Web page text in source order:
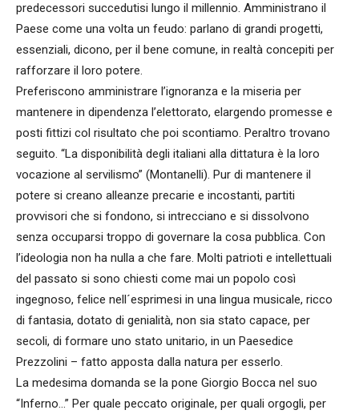
predecessori succedutisi lungo il millennio. Amministrano il
Paese come una volta un feudo: parlano di grandi progetti,
essenziali, dicono, per il bene comune, in realtà concepiti per
rafforzare il loro potere.
Preferiscono amministrare l’ignoranza e la miseria per
mantenere in dipendenza l’elettorato, elargendo promesse e
posti fittizi col risultato che poi scontiamo. Peraltro trovano
seguito. “La disponibilità degli italiani alla dittatura è la loro
vocazione al servilismo” (Montanelli). Pur di mantenere il
potere si creano alleanze precarie e incostanti, partiti
provvisori che si fondono, si intrecciano e si dissolvono
senza occuparsi troppo di governare la cosa pubblica. Con
l’ideologia non ha nulla a che fare. Molti patrioti e intellettuali
del passato si sono chiesti come mai un popolo così
ingegnoso, felice nell´esprimesi in una lingua musicale, ricco
di fantasia, dotato di genialità, non sia stato capace, per
secoli, di formare uno stato unitario, in un Paesedice
Prezzolini – fatto apposta dalla natura per esserlo.
La medesima domanda se la pone Giorgio Bocca nel suo
“Inferno…” Per quale peccato originale, per quali orgogli, per